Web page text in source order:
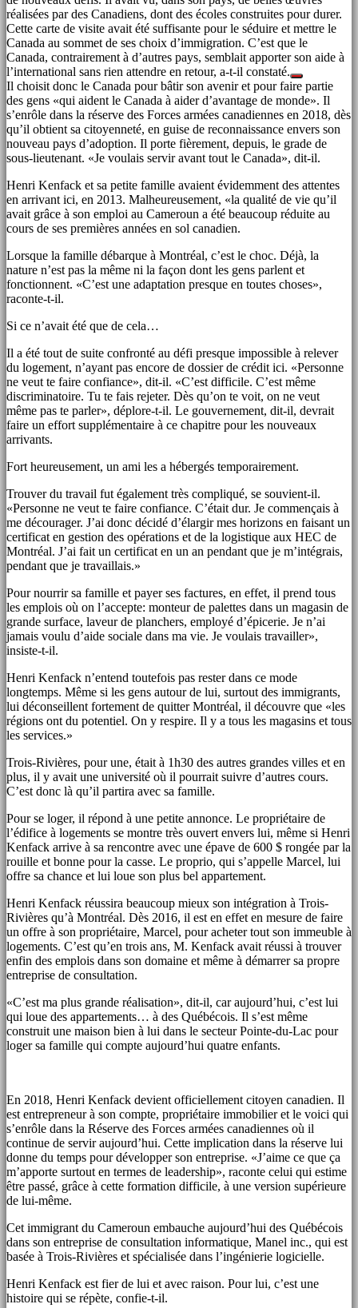
réalisées par des Canadiens, dont des écoles construites pour durer.
Cette carte de visite avait été suffisante pour le séduire et mettre le
Canada au sommet de ses choix d’immigration. C’est que le
Canada, contrairement à d’autres pays, semblait apporter son aide à
l’international sans rien attendre en retour, a-t-il constaté.
Il choisit donc le Canada pour bâtir son avenir et pour faire partie
des gens «qui aident le Canada à aider d’avantage de monde». Il
s’enrôle dans la réserve des Forces armées canadiennes en 2018, dès
qu’il obtient sa citoyenneté, en guise de reconnaissance envers son
nouveau pays d’adoption. Il porte fièrement, depuis, le grade de
sous-lieutenant. «Je voulais servir avant tout le Canada», dit-il.
Henri Kenfack et sa petite famille avaient évidemment des attentes
en arrivant ici, en 2013. Malheureusement, «la qualité de vie qu’il
avait grâce à son emploi au Cameroun a été beaucoup réduite au
cours de ses premières années en sol canadien.
Lorsque la famille débarque à Montréal, c’est le choc. Déjà, la
nature n’est pas la même ni la façon dont les gens parlent et
fonctionnent. «C’est une adaptation presque en toutes choses»,
raconte-t-il.
Si ce n’avait été que de cela…
Il a été tout de suite confronté au défi presque impossible à relever
du logement, n’ayant pas encore de dossier de crédit ici. «Personne
ne veut te faire confiance», dit-il. «C’est difficile. C’est même
discriminatoire. Tu te fais rejeter. Dès qu’on te voit, on ne veut
même pas te parler», déplore-t-il. Le gouvernement, dit-il, devrait
faire un effort supplémentaire à ce chapitre pour les nouveaux
arrivants.
Fort heureusement, un ami les a hébergés temporairement.
Trouver du travail fut également très compliqué, se souvient-il.
«Personne ne veut te faire confiance. C’était dur. Je commençais à
me décourager. J’ai donc décidé d’élargir mes horizons en faisant un
certificat en gestion des opérations et de la logistique aux HEC de
Montréal. J’ai fait un certificat en un an pendant que je m’intégrais,
pendant que je travaillais.»
Pour nourrir sa famille et payer ses factures, en effet, il prend tous
les emplois où on l’accepte: monteur de palettes dans un magasin de
grande surface, laveur de planchers, employé d’épicerie. Je n’ai
jamais voulu d’aide sociale dans ma vie. Je voulais travailler»,
insiste-t-il.
Henri Kenfack n’entend toutefois pas rester dans ce mode
longtemps. Même si les gens autour de lui, surtout des immigrants,
lui déconseillent fortement de quitter Montréal, il découvre que «les
régions ont du potentiel. On y respire. Il y a tous les magasins et tous
les services.»
Trois-Rivières, pour une, était à 1h30 des autres grandes villes et en
plus, il y avait une université où il pourrait suivre d’autres cours.
C’est donc là qu’il partira avec sa famille.
Pour se loger, il répond à une petite annonce. Le propriétaire de
l’édifice à logements se montre très ouvert envers lui, même si Henri
Kenfack arrive à sa rencontre avec une épave de 600 $ rongée par la
rouille et bonne pour la casse. Le proprio, qui s’appelle Marcel, lui
offre sa chance et lui loue son plus bel appartement.
Henri Kenfack réussira beaucoup mieux son intégration à Trois-
Rivières qu’à Montréal. Dès 2016, il est en effet en mesure de faire
un offre à son propriétaire, Marcel, pour acheter tout son immeuble à
logements. C’est qu’en trois ans, M. Kenfack avait réussi à trouver
enfin des emplois dans son domaine et même à démarrer sa propre
entreprise de consultation.
«C’est ma plus grande réalisation», dit-il, car aujourd’hui, c’est lui
qui loue des appartements… à des Québécois. Il s’est même
construit une maison bien à lui dans le secteur Pointe-du-Lac pour
loger sa famille qui compte aujourd’hui quatre enfants.
En 2018, Henri Kenfack devient officiellement citoyen canadien. Il
est entrepreneur à son compte, propriétaire immobilier et le voici qui
s’enrôle dans la Réserve des Forces armées canadiennes où il
continue de servir aujourd’hui. Cette implication dans la réserve lui
donne du temps pour développer son entreprise. «J’aime ce que ça
m’apporte surtout en termes de leadership», raconte celui qui estime
être passé, grâce à cette formation difficile, à une version supérieure
de lui-même.
Cet immigrant du Cameroun embauche aujourd’hui des Québécois
dans son entreprise de consultation informatique, Manel inc., qui est
basée à Trois-Rivières et spécialisée dans l’ingénierie logicielle.
Henri Kenfack est fier de lui et avec raison. Pour lui, c’est une
histoire qui se répète, confie-t-il.